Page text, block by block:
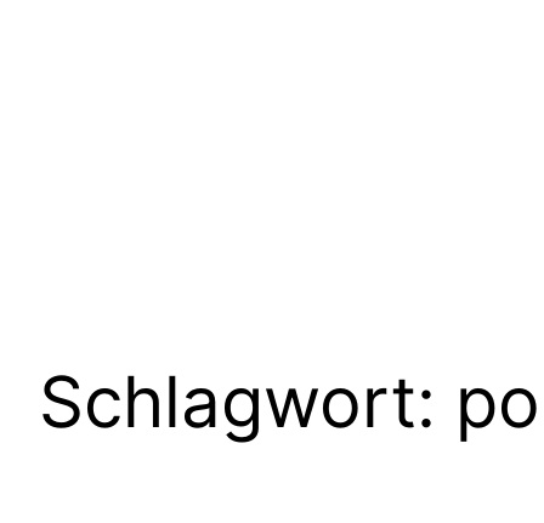
Schlagwort: